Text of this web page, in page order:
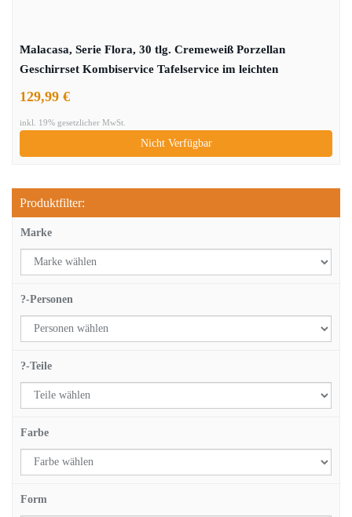
Malacasa, Serie Flora, 30 tlg. Cremeweiß Porzellan
Geschirrset Kombiservice Tafelservice im leichten
Dessertteller, 6 Suppenteller und 6 Flachteller
129,99 €
inkl. 19% gesetzlicher MwSt.
Nicht Verfügbar
Produktfilter:
Marke
?-Personen
?-Teile
Farbe
Form